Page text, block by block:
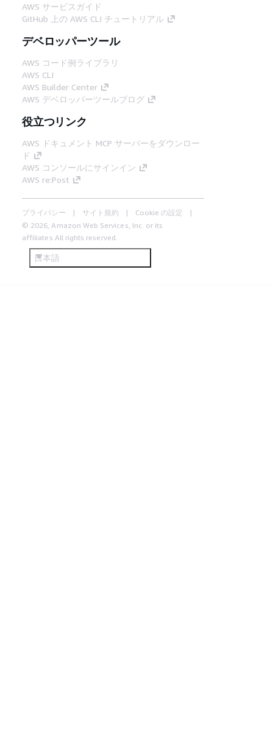
AWS サービスガイド
GitHub 上の AWS CLI チュートリアル
デベロッパーツール
AWS コード例ライブラリ
AWS CLI
AWS Builder Center
AWS デベロッパーツールブログ
役立つリンク
AWS ドキュメント MCP サーバーをダウンロー
ド
AWS コンソールにサインイン
AWS re:Post
プライバシー サイト規約
Cookie の設定
© 2026, Amazon Web Services, Inc. or its
affiliates.All rights reserved.
日本語